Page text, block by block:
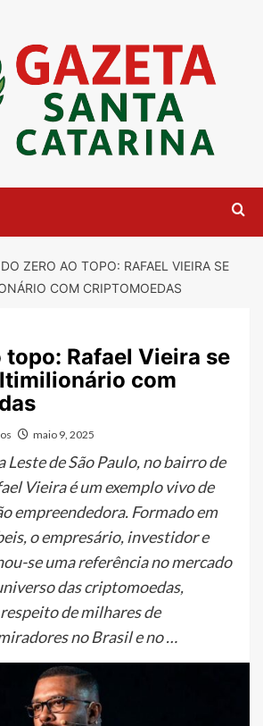
DO ZERO AO TOPO: RAFAEL VIEIRA SE
COM CRIPTOMOEDAS
topo: Rafael Vieira se
com
maio 9, 2025
Leste de São Paulo, no bairro de
Vieira é um exemplo vivo de
empreendedora. Formado em
o empresário, investidor e
se uma referência no mercado
das criptomoedas,
de milhares de
no Brasil e no …